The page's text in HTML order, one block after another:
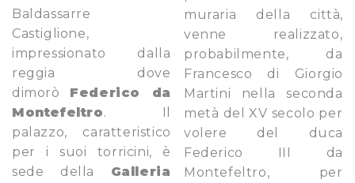
Baldassarre
Castiglione,
impressionato dalla
reggia dove
dimorò Federico da
Montefeltro. Il
palazzo, caratteristico
per i suoi torricini, è
sede della Galleria
muraria della città,
venne realizzato,
probabilmente, da
Francesco di Giorgio
Martini nella seconda
metà del XV secolo per
volere del duca
Federico III da
Montefeltro, per